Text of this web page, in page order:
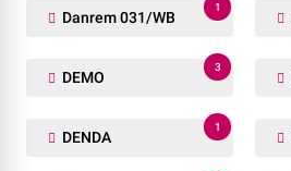
Danrem 031/WB
1
DEMO
3
DENDA
1